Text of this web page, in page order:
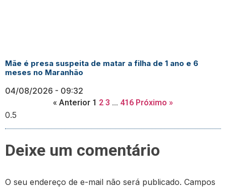
Mãe é presa suspeita de matar a filha de 1 ano e 6
meses no Maranhão
04/08/2026 09:32
« Anterior 1 2 3 … 416 Próximo »
Deixe um comentário
O seu endereço de e-mail não será publicado. Campos